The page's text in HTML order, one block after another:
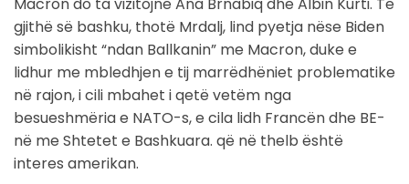
Macron do ta vizitojnë Ana Brnabiq dhe Albin Kurti. Të
gjithë së bashku, thotë Mrdalj, lind pyetja nëse Biden
simbolikisht “ndan Ballkanin” me Macron, duke e
lidhur me mbledhjen e tij marrëdhëniet problematike
në rajon, i cili mbahet i qetë vetëm nga
besueshmëria e NATO-s, e cila lidh Francën dhe BE-
në me Shtetet e Bashkuara. që në thelb është
interes amerikan.